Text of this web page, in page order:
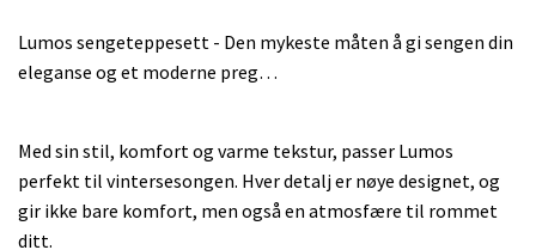
Lumos sengeteppesett - Den mykeste måten å gi sengen din
eleganse og et moderne preg…
Med sin stil, komfort og varme tekstur, passer Lumos
perfekt til vintersesongen. Hver detalj er nøye designet, og
gir ikke bare komfort, men også en atmosfære til rommet
ditt.